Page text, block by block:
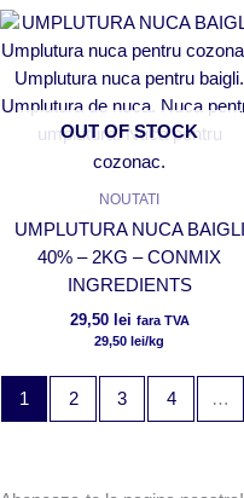
OUT OF STOCK
NOUTATI
UMPLUTURA NUCA BAIGLI
40% – 2KG – CONMIX
INGREDIENTS
29,50 lei fara TVA
29,50 lei/kg
1 2 3 4 …